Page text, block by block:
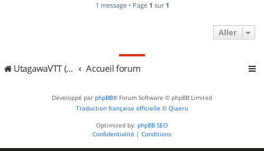
1 message • Page 1 sur 1
Aller
UtagawaVTT (Randos VTT et VTTAE avec traces GPS) Accueil forum
Développé par phpBB® Forum Software © phpBB Limited
Traduction française officielle © Qiaeru
Optimized by: phpBB SEO
Confidentialité | Conditions